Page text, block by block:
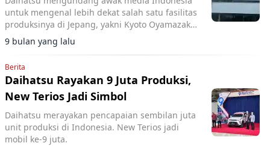
untuk mengenal lebih dekat salah satu fasilitas
produksinya di Jepang, yakni Kyoto Oyamazaki
Plant, pada 27 Oktober 2025.
9 bulan yang lalu
Berita
Daihatsu Rayakan 9 Juta Produksi,
New Terios Jadi Simbol
Daihatsu merayakan pencapaian sembilan juta
unit produksi di Indonesia. New Terios jadi
mobil ke-9 juta.